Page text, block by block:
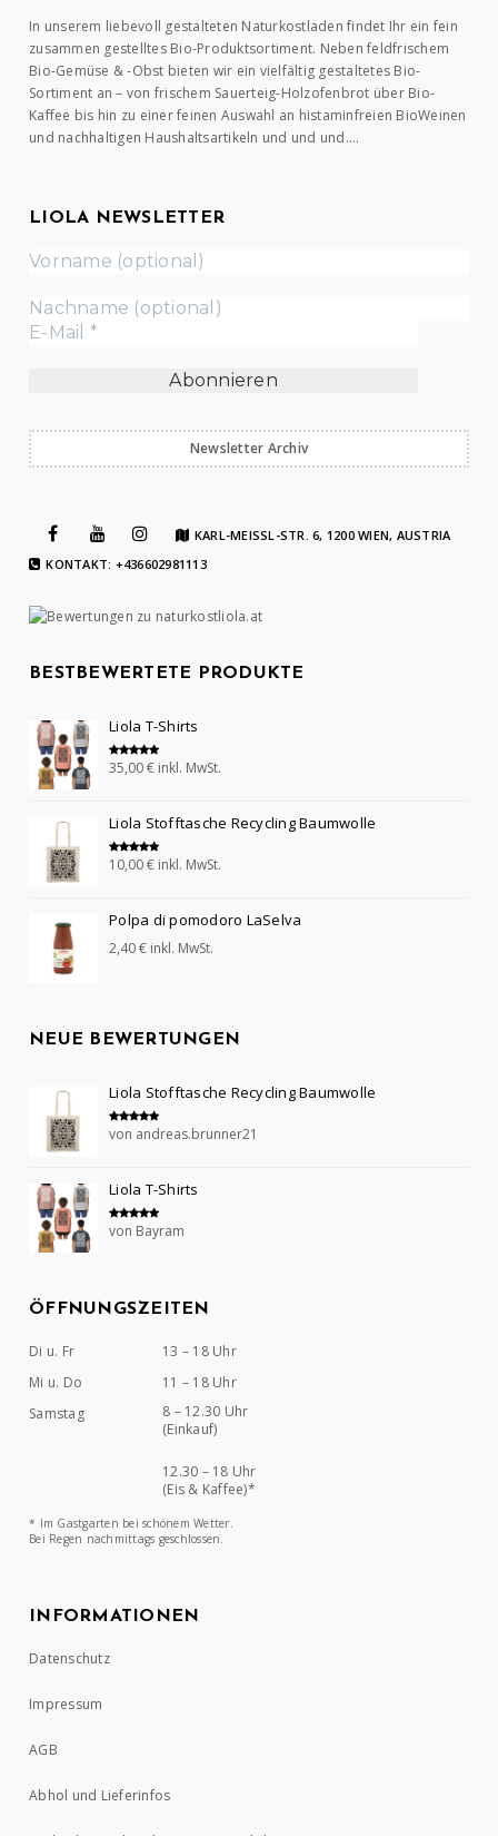
In unserem liebevoll gestalteten Naturkostladen findet Ihr ein fein
zusammen gestelltes Bio-Produktsortiment. Neben feldfrischem
Bio-Gemüse & -Obst bieten wir ein vielfältig gestaltetes Bio-
Sortiment an – von frischem Sauerteig-Holzofenbrot über Bio-
Kaffee bis hin zu einer feinen Auswahl an histaminfreien BioWeinen
und nachhaltigen Haushaltsartikeln und und und….
LIOLA NEWSLETTER
Newsletter Archiv
KARL-MEISSL-STR. 6, 1200 WIEN, AUSTRIA
KONTAKT: +436602981113
BESTBEWERTETE PRODUKTE
Liola T-Shirts
Bewertet mit
5.00
35,00€ inkl. MwSt.
Liola Stofftasche Recycling Baumwolle
Bewertet mit
5.00
10,00€ inkl. MwSt.
Polpa di pomodoro LaSelva
2,40€ inkl. MwSt.
NEUE BEWERTUNGEN
Liola Stofftasche Recycling Baumwolle
Bewertet mit
von andreas.brunner21
Liola T-Shirts
Bewertet mit
von Bayram
ÖFFNUNGSZEITEN
Di u. Fr
13 – 18 Uhr
Mi u. Do
11 – 18 Uhr
Samstag
8 – 12.30 Uhr
(Einkauf)
12.30 – 18 Uhr
(Eis & Kaffee)*
* Im Gastgarten bei schönem Wetter.
Bei Regen nachmittags geschlossen.
INFORMATIONEN
Datenschutz
Impressum
AGB
Abhol und Lieferinfos